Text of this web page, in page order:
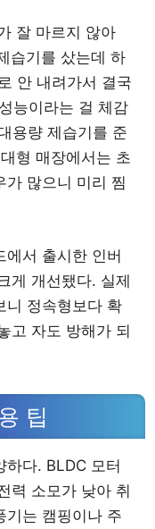
잘 마르지 않아
습기를 샀는데 하
안 내려가서 결국
능이라는 걸 체감
용량 제습기를 준
형 매장에서는 초
가 많으니 미리 찜
에서 출시한 인버
게 개선됐다. 실제
니 정속형보다 확
고 자도 방해가 되
팁
하다. BLDC 모터
력 소모가 낮아 취
기는 캠핑이나 주